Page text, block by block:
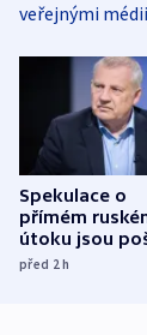
veřejnými
Spekulace o
přímém
útoku jsou
míní estonský
před 2h